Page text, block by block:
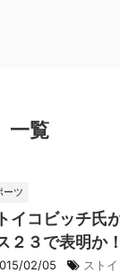
一覧
ーツ
イコビッチ氏
２３で表明か
02/05 スト